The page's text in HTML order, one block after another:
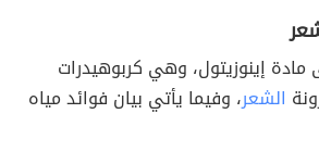
مادة إينوزيتول، وهي كربوهيدرات
الشعر، وفيما يأتي بيان فوائد مياه